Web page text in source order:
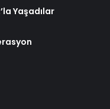
Yaşadılar